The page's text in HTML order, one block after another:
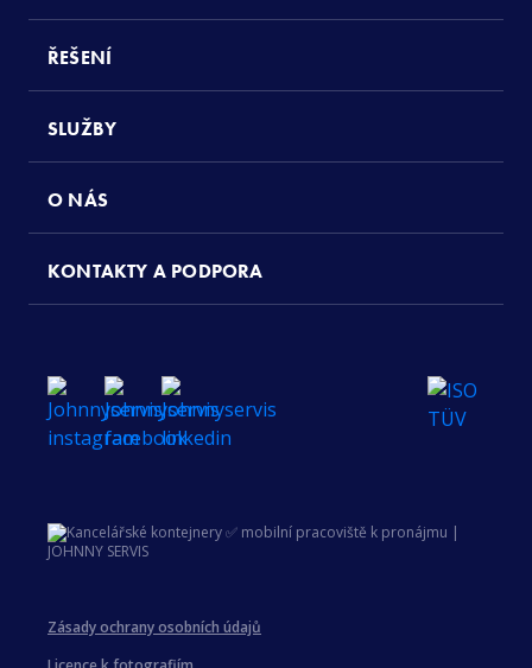
ŘEŠENÍ
SLUŽBY
O NÁS
KONTAKTY A PODPORA
Zásady ochrany osobních údajů